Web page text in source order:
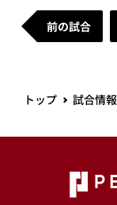
前の試合
トップ 試合情報